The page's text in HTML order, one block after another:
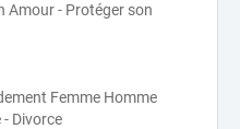
Amour - Protéger son
Femme Homme
Divorce